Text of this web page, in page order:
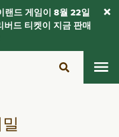
랜드 게임이 8월 22일
드 티켓이 지금 판매